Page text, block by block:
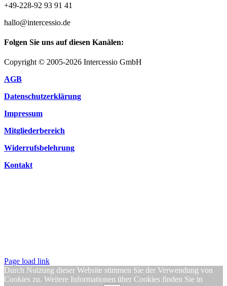
+49-228-92 93 91 41
hallo@intercessio.de
Folgen Sie uns auf diesen Kanälen:
Copyright © 2005-2026 Intercessio GmbH
AGB
Datenschutzerklärung
Impressum
Mitgliederbereich
Widerrufsbelehrung
Kontakt
Page load link
Durch Nutzung dieser Website stimmen Sie der Verwendung von
Cookies zu. Weitere Informationen über Cookies finden Sie in